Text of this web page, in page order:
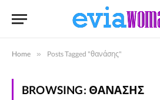
Home » Posts Tagged "θανάσης"
BROWSING: ΘΑΝΆΣΗΣ